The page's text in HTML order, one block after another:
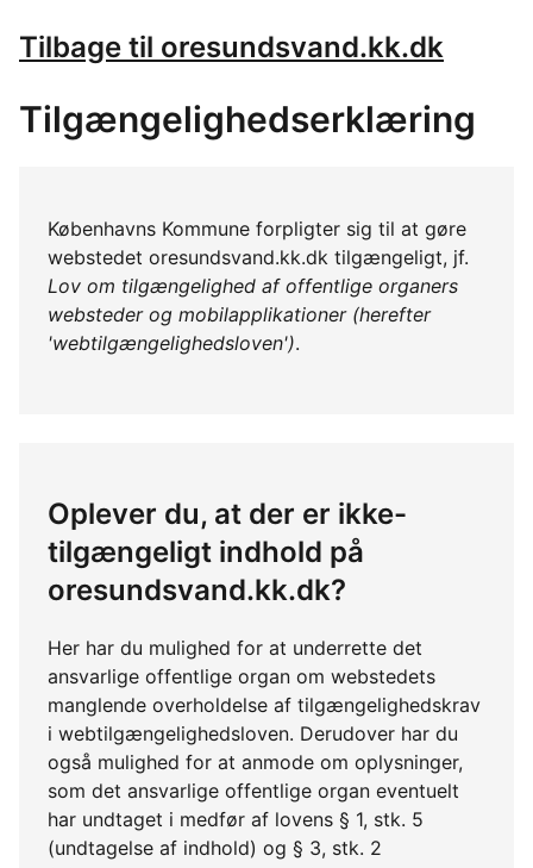
Tilbage til oresundsvand.kk.dk
Tilgængelighedserklæring
Københavns Kommune forpligter sig til at gøre
webstedet oresundsvand.kk.dk tilgængeligt, jf.
Lov om tilgængelighed af offentlige organers
websteder og mobilapplikationer (herefter
'webtilgængelighedsloven').
Oplever du, at der er ikke-
tilgængeligt indhold på
oresundsvand.kk.dk?
Her har du mulighed for at underrette det
ansvarlige offentlige organ om webstedets
manglende overholdelse af tilgængelighedskrav
i webtilgængelighedsloven. Derudover har du
også mulighed for at anmode om oplysninger,
som det ansvarlige offentlige organ eventuelt
har undtaget i medfør af lovens § 1, stk. 5
(undtagelse af indhold) og § 3, stk. 2